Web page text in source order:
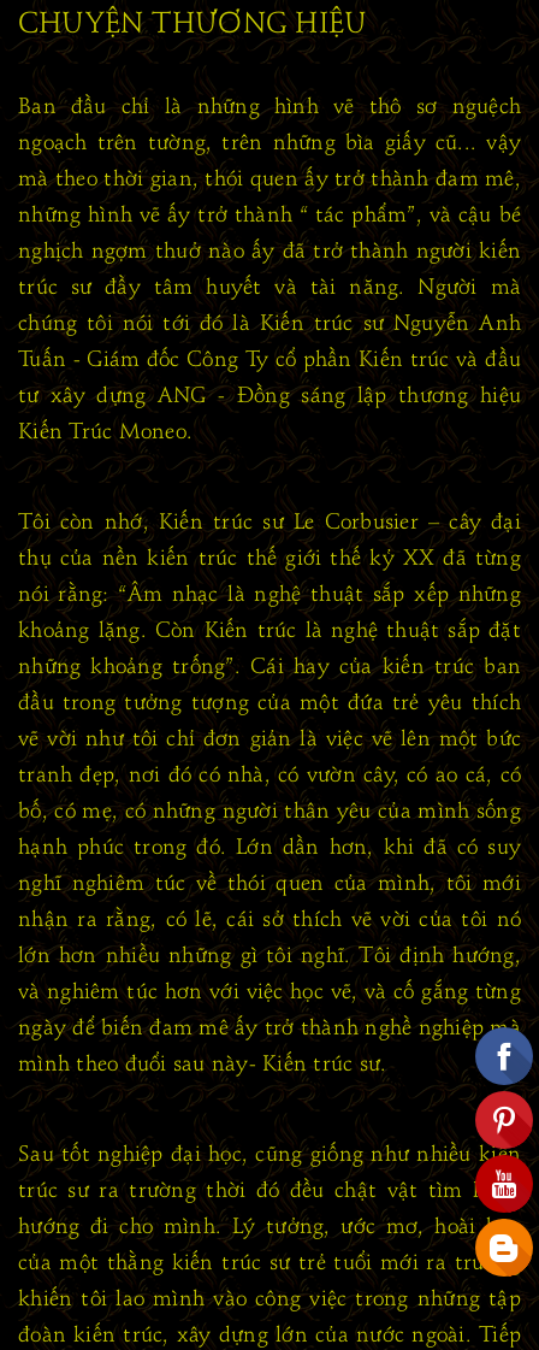
CHUYỆN THƯƠNG HIỆU
Ban đầu chỉ là những hình vẽ thô sơ nguệch
ngoạch trên tường, trên những bìa giấy cũ... vậy
mà theo thời gian, thói quen ấy trở thành đam mê,
những hình vẽ ấy trở thành “ tác phẩm”, và cậu bé
nghịch ngợm thuở nào ấy đã trở thành người kiến
trúc sư đầy tâm huyết và tài năng. Người mà
chúng tôi nói tới đó là Kiến trúc sư Nguyễn Anh
Tuấn - Giám đốc Công Ty cổ phần Kiến trúc và đầu
tư xây dựng ANG - Đồng sáng lập thương hiệu
Kiến Trúc Moneo.
Tôi còn nhớ, Kiến trúc sư Le Corbusier – cây đại
thụ của nền kiến trúc thế giới thế kỷ XX đã từng
nói rằng: “Âm nhạc là nghệ thuật sắp xếp những
khoảng lặng. Còn Kiến trúc là nghệ thuật sắp đặt
những khoảng trống”. Cái hay của kiến trúc ban
đầu trong tưởng tượng của một đứa trẻ yêu thích
vẽ vời như tôi chỉ đơn giản là việc vẽ lên một bức
tranh đẹp, nơi đó có nhà, có vườn cây, có ao cá, có
bố, có mẹ, có những người thân yêu của mình sống
hạnh phúc trong đó. Lớn dần hơn, khi đã có suy
nghĩ nghiêm túc về thói quen của mình, tôi mới
nhận ra rằng, có lẽ, cái sở thích vẽ vời của tôi nó
lớn hơn nhiều những gì tôi nghĩ. Tôi định hướng,
và nghiêm túc hơn với việc học vẽ, và cố gắng từng
ngày để biến đam mê ấy trở thành nghề nghiệp mà
mình theo đuổi sau này- Kiến trúc sư.
Sau tốt nghiệp đại học, cũng giống như nhiều kiến
trúc sư ra trường thời đó đều chật vật tìm kiếm
hướng đi cho mình. Lý tưởng, ước mơ, hoài bão
của một thằng kiến trúc sư trẻ tuổi mới ra trường
khiến tôi lao mình vào công việc trong những tập
đoàn kiến trúc, xây dựng lớn của nước ngoài. Tiếp